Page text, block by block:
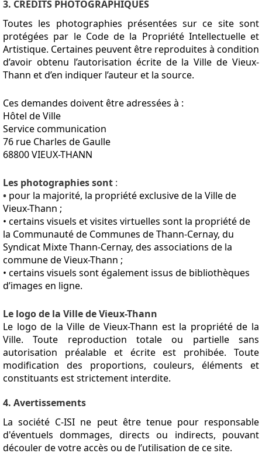
3. CRÉDITS PHOTOGRAPHIQUES
Toutes les photographies présentées sur ce site sont
protégées par le Code de la Propriété Intellectuelle et
Artistique. Certaines peuvent être reproduites à condition
d’avoir obtenu l’autorisation écrite de la Ville de Vieux-
Thann et d’en indiquer l’auteur et la source.
Ces demandes doivent être adressées à :
Hôtel de Ville
Service communication
76 rue Charles de Gaulle
68800 VIEUX-THANN
Les photographies sont :
• pour la majorité, la propriété exclusive de la Ville de
Vieux-Thann ;
• certains visuels et visites virtuelles sont la propriété de
la Communauté de Communes de Thann-Cernay, du
Syndicat Mixte Thann-Cernay, des associations de la
commune de Vieux-Thann ;
• certains visuels sont également issus de bibliothèques
d’images en ligne.
Le logo de la Ville de Vieux-Thann
Le logo de la Ville de Vieux-Thann est la propriété de la
Ville. Toute reproduction totale ou partielle sans
autorisation préalable et écrite est prohibée. Toute
modification des proportions, couleurs, éléments et
constituants est strictement interdite.
4. Avertissements
La société C-ISI ne peut être tenue pour responsable
d'éventuels dommages, directs ou indirects, pouvant
découler de votre accès ou de l’utilisation de ce site.